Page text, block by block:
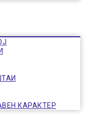
КАРАКТЕР